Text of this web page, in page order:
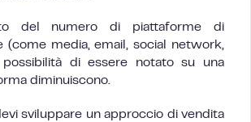
del numero di piattaforme di
(come media, email, social network,
di essere notato su una
diminuiscono.
sviluppare un approccio di vendita